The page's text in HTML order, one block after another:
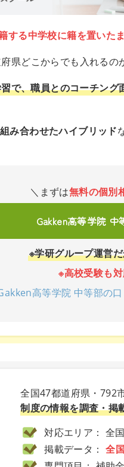
する中学校に籍を置いた
県どこからでも入れるの
で、職員とのコーチン
み合わせたハイブリッド
＼まずは無料の個別
Gakken高等学院 中
※学研グループ運営
※高校受験も
高等学院 中等部の
全国47都道府県・792
制度の情報を調査・掲
対応エリア： 全
掲載データ：全